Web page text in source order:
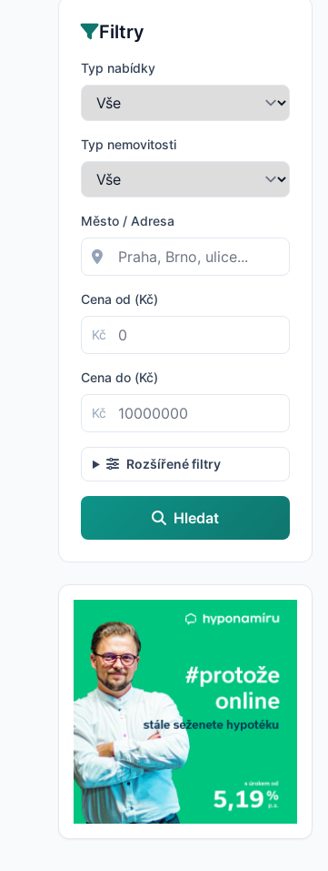
Filtry
Typ nabídky
Typ nemovitosti
Město / Adresa
Cena od (Kč)
Kč
Cena do (Kč)
Kč
Rozšířené filtry
Hledat